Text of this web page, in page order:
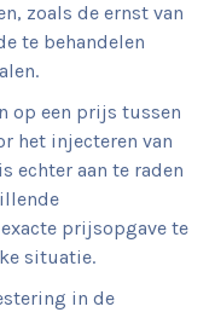
zoals de ernst van
te behandelen
op een prijs tussen
het injecteren van
echter aan te raden
prijsopgave te
situatie.
in de